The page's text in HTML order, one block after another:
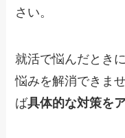
さい。
就活で悩んだとき
悩みを解消できま
ば具体的な対策を